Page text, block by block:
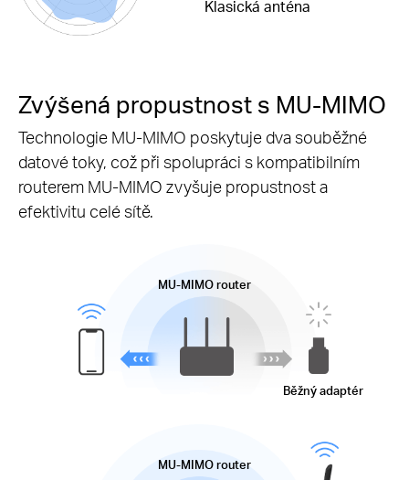
Klasická anténa
Zvýšená propustnost s MU-MIMO
Technologie MU-MIMO poskytuje dva souběžné
datové toky, což při spolupráci s kompatibilním
routerem MU-MIMO zvyšuje propustnost a
efektivitu celé sítě.
MU-MIMOrouter
Běžný adaptér
MU-MIMOrouter